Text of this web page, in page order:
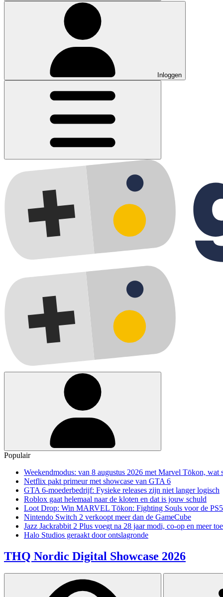
Inloggen
Populair
Weekendmodus: van 8 augustus 2026 met Marvel Tōkon, wat
Netflix pakt primeur met showcase van GTA 6
GTA 6-moederbedrijf: Fysieke releases zijn niet langer logisch
Roblox gaat helemaal naar de kloten en dat is jouw schuld
Loot Drop: Win MARVEL Tōkon: Fighting Souls voor de PS5
Nintendo Switch 2 verkoopt meer dan de GameCube
Jazz Jackrabbit 2 Plus voegt na 28 jaar modi, co-op en meer toe
Halo Studios geraakt door ontslagronde
THQ Nordic Digital Showcase 2026